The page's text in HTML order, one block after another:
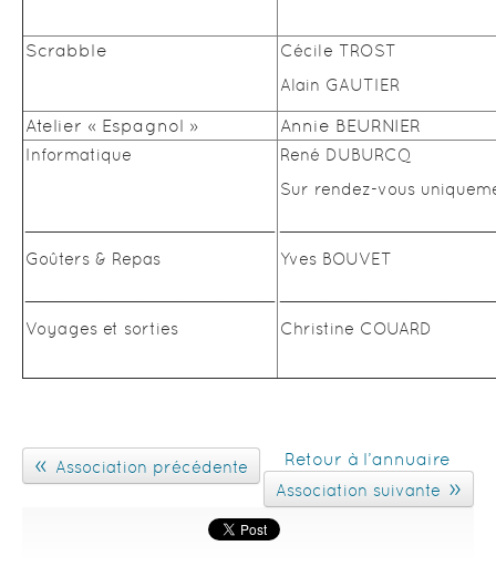
Scrabble
Cécile TROST
Alain GAUTIER
Atelier « Espagnol » Annie BEURNIER
Informatique
Goûters & Repas
Voyages et sorties
René DUBURCQ
Sur rendez-vous
Yves BOUVET
Christine COUARD
« Association précédente Retour à l’annuaire
Association suivante »